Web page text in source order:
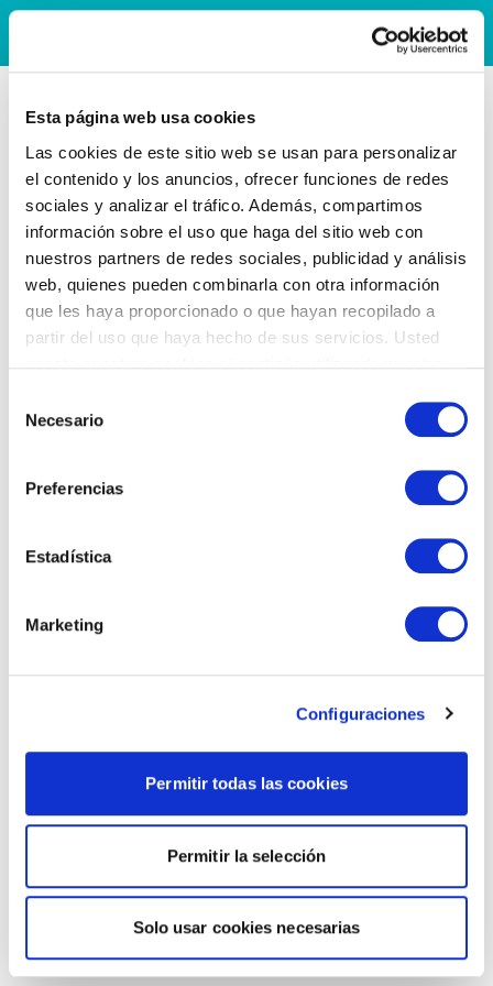
Esta página web usa cookies
Las cookies de este sitio web se usan para personalizar
el contenido y los anuncios, ofrecer funciones de redes
sociales y analizar el tráfico. Además, compartimos
información sobre el uso que haga del sitio web con
nuestros partners de redes sociales, publicidad y análisis
web, quienes pueden combinarla con otra información
que les haya proporcionado o que hayan recopilado a
partir del uso que haya hecho de sus servicios. Usted
Necesario
Preferencias
Estadística
Marketing
Configuraciones
Permitir todas las cookies
Permitir la selección
Solo usar cookies necesarias